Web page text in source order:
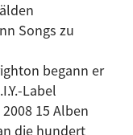
Songs zu
begann er
Label
15 Alben
die hundert